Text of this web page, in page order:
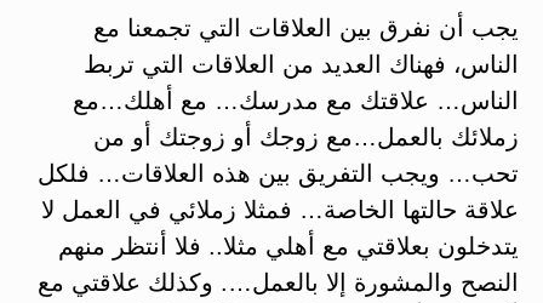
يجب أن نفرق بين العلاقات التي تجمعنا مع
الناس، فهناك العديد من العلاقات التي تربط
الناس… علاقتك مع مدرسك… مع أهلك…مع
زملائك بالعمل…مع زوجك أو زوجتك أو من
تحب… ويجب التفريق بين هذه العلاقات… فلكل
علاقة حالتها الخاصة… فمثلا زملائي في العمل لا
يتدخلون بعلاقتي مع أهلي مثلا.. فلا أنتظر منهم
النصح والمشورة إلا بالعمل…. وكذلك علاقتي مع